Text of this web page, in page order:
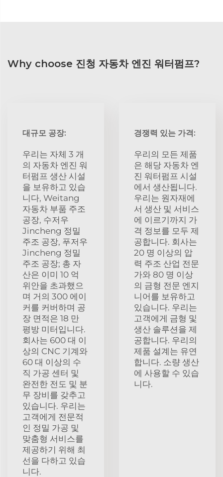
Why choose 진청 자동차 엔진 워터펌프?
대규모 공장:
우리는 자체 3 개
의 자동차 엔진 워
터펌프 생산 시설
을 보유하고 있습
니다, Weitang
자동차 부품 주조
공장, 수저우
Jincheng 정밀
주조 공장, 푸저우
Jincheng 정밀
주조 공장; 총 자
산은 이미 10 억
위안을 초과했으
며 거의 300 에이
커를 커버하며 공
장 면적은 18 만
평방 미터입니다.
회사는 600 대 이
상의 CNC 기계와
60 대 이상의 수
직 가공 센터 및
완전한 전도 및 분
무 장비를 갖추고
있습니다. 우리는
고객에게 전문적
인 정밀 가공 및
맞춤형 서비스를
제공하기 위해 최
선을 다하고 있습
니다.
경쟁력 있는 가격:
우리의 모든 제품
은 해당 자동차 엔
진 워터펌프 시설
에서 생산됩니다.
우리는 원자재에
서 생산 및 서비스
에 이르기까지 가
격 정보를 모두 제
공합니다. 회사는
20 명 이상의 압
력 주조 산업 전문
가와 80 명 이상
의 금형 전문 엔지
니어를 보유하고
있습니다. 우리는
고객에게 금형 및
생산 솔루션을 제
공합니다. 우리의
제품 설계는 유연
합니다. 소량 생산
에 사용할 수 있습
니다.